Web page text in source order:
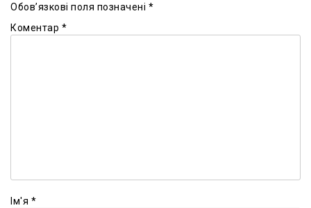
Обов’язкові поля позначені *
Коментар *
Ім'я *